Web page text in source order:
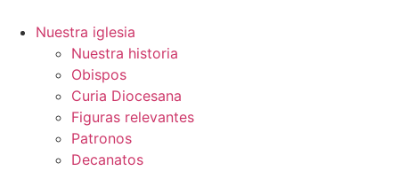
contenido
Nuestra iglesia
Nuestra historia
Obispos
Curia Diocesana
Figuras relevantes
Patronos
Decanatos